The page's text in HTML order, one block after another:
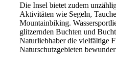
Die Insel bietet zudem
Aktivitäten wie Segeln,
Mountainbiking.
glitzernden Buchten und
Naturliebhaber die vielfältige
Naturschutzgebieten